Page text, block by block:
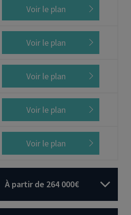
Voir le plan
Voir le plan
Voir le plan
Voir le plan
Voir le plan
À partir de 264 000€